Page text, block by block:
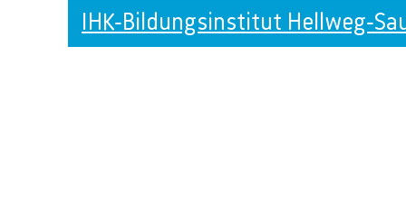
IHK-Bildungsinstitut Hellweg-